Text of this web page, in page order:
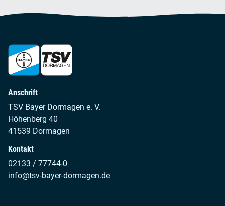
Anschrift
TSV Bayer Dormagen e. V.
Höhenberg 40
41539 Dormagen
Kontakt
02133 / 77744-0
info@tsv-bayer-dormagen.de